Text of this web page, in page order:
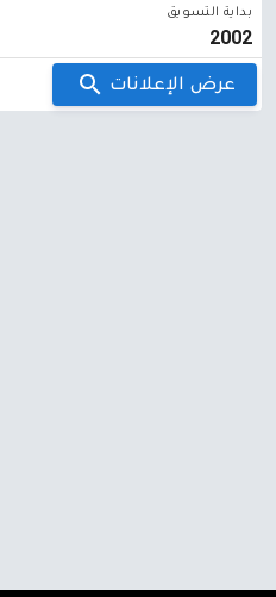
بداية التسويق
2002
عرض الإعلانات